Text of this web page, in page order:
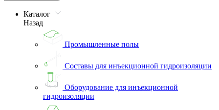
Каталог
Назад
Промышленные полы
Составы для инъекционной гидроизоляции
Оборудование для инъекционной
гидроизоляции